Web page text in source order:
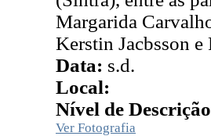
Margarida
Kerstin Jacbsson e
Data: s.d.
Local:
Nível de
Ver Fotografia